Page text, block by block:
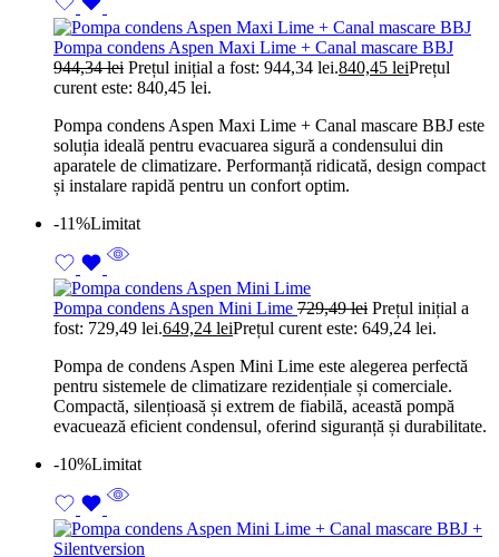
Pompa condens Aspen Maxi Lime + Canal mascare BBJ
944,34lei Prețul inițial a fost: 944,34 lei.840,45 leiPrețul
curent este: 840,45 lei.
Pompa condens Aspen Maxi Lime + Canal mascare BBJ este
soluția ideală pentru evacuarea sigură a condensului din
aparatele de climatizare. Performanță ridicată, design compact
și instalare rapidă pentru un confort optim.
-11%Limitat
Pompa condens Aspen Mini Lime 729,49lei Prețul inițial a
fost: 729,49 lei.649,24 leiPrețul curent este: 649,24 lei.
Pompa de condens Aspen Mini Lime este alegerea perfectă
pentru sistemele de climatizare rezidențiale și comerciale.
Compactă, silențioasă și extrem de fiabilă, această pompă
evacuează eficient condensul, oferind siguranță și durabilitate.
-10%Limitat